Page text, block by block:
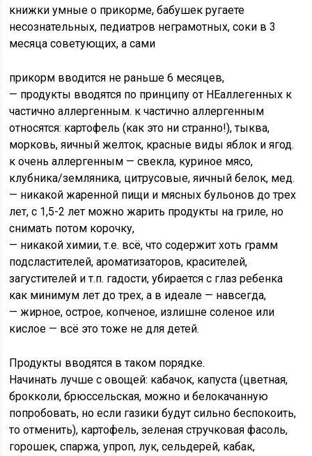
книжки умные о прикорме, бабушек ругаете
несознательных, педиатров неграмотных, соки в 3
месяца советующих, а сами
прикорм вводится не раньше 6 месяцев,
— продукты вводятся по принципу от НЕаллегенных к
частично аллергенным. к частично аллергенным
относятся: картофель (как это ни странно!), тыква,
морковь, яичный желток, красные виды яблок и ягод.
к очень аллергенным — свекла, куриное мясо,
клубника/земляника, цитрусовые, яичный белок, мед.
— никакой жаренной пищи и мясных бульонов до трех
лет, с 1,5-2 лет можно жарить продукты на гриле, но
снимать потом корочку,
— никакой химии, т.е. всё, что содержит хоть грамм
подсластителей, ароматизаторов, красителей,
загустителей и т.п. гадости, убирается с глаз ребенка
как минимум лет до трех, а в идеале — навсегда,
— жирное, острое, копченое, излишне соленое или
кислое — всё это тоже не для детей.
Продукты вводятся в таком порядке.
Начинать лучше с овощей: кабачок, капуста (цветная,
брокколи, брюссельская, можно и белокачанную
попробовать, но если газики будут сильно беспокоить,
то отменить), картофель, зеленая стручковая фасоль,
горошек, спаржа, упроп, лук, сельдерей, кабак,